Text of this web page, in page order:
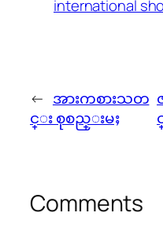
international
← အားကစားသတ
င္း စုစည္းမႈ
Comments